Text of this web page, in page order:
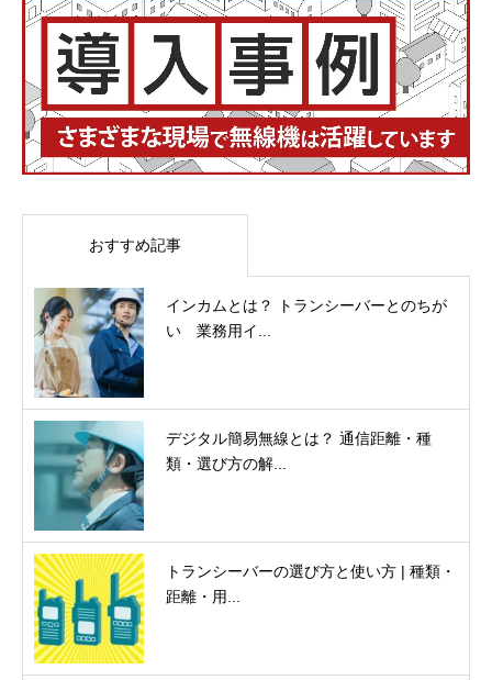
おすすめ記事
インカムとは？ トランシーバーとのちが
い 業務用イ...
デジタル簡易無線とは？ 通信距離・種
類・選び方の解...
トランシーバーの選び方と使い方 | 種類・
距離・用...